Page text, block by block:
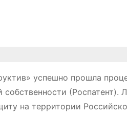
успешно прошла
на территории